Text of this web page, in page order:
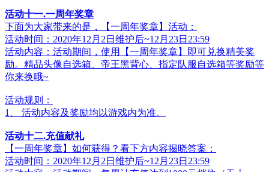
活动十一.一周年奖章
下面为大家带来的是，【一周年奖章】活动：
活动时间：2020年12月2日维护后~12月23日23:59
活动内容：活动期间，使用【一周年奖章】即可兑换精美奖
励。精品头像自选箱、帝王黑背心、指定队服自选箱等奖励等
你来换哦~
活动规则：
1、 活动内容及奖励均以游戏内为准。
活动十二.充值献礼
【一周年奖章】如何获得？看下方内容揭晓答案：
活动时间：2020年12月2日维护后~12月23日23:59